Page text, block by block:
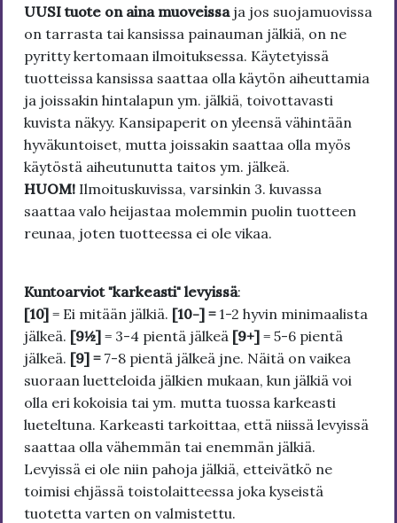
UUSI tuote on aina muoveissa ja jos suojamuovissa
on tarrasta tai kansissa painauman jälkiä, on ne
pyritty kertomaan ilmoituksessa. Käytetyissä
tuotteissa kansissa saattaa olla käytön aiheuttamia
ja joissakin hintalapun ym. jälkiä, toivottavasti
kuvista näkyy. Kansipaperit on yleensä vähintään
hyväkuntoiset, mutta joissakin saattaa olla myös
käytöstä aiheutunutta taitos ym. jälkeä.
HUOM! Ilmoituskuvissa, varsinkin 3. kuvassa
saattaa valo heijastaa molemmin puolin tuotteen
reunaa, joten tuotteessa ei ole vikaa.
Kuntoarviot "karkeasti" levyissä:
[10] = Ei mitään jälkiä. [10-] = 1-2 hyvin minimaalista
jälkeä. [9½] = 3-4 pientä jälkeä [9+] = 5-6 pientä
jälkeä. [9] = 7-8 pientä jälkeä jne. Näitä on vaikea
suoraan luetteloida jälkien mukaan, kun jälkiä voi
olla eri kokoisia tai ym. mutta tuossa karkeasti
lueteltuna. Karkeasti tarkoittaa, että niissä levyissä
saattaa olla vähemmän tai enemmän jälkiä.
Levyissä ei ole niin pahoja jälkiä, etteivätkö ne
toimisi ehjässä toistolaitteessa joka kyseistä
tuotetta varten on valmistettu.